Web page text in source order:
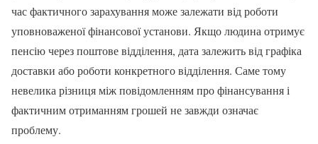
час фактичного зарахування може залежати від роботи
уповноваженої фінансової установи. Якщо людина отримує
пенсію через поштове відділення, дата залежить від графіка
доставки або роботи конкретного відділення. Саме тому
невелика різниця між повідомленням про фінансування і
фактичним отриманням грошей не завжди означає
проблему.